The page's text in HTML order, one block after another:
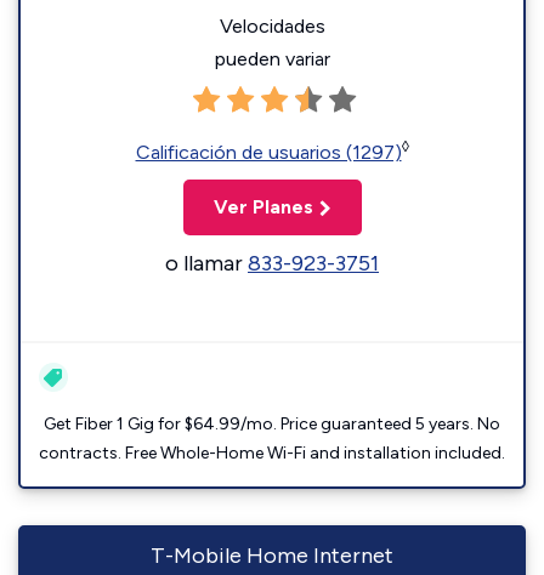
Velocidades
pueden variar
Calificación de usuarios (1297)◊
Ver Planes
o llamar833-923-3751
Get Fiber 1 Gig for $64.99/mo. Price guaranteed 5 years. No
contracts. Free Whole-Home Wi-Fi and installation included.
T-Mobile Home Internet